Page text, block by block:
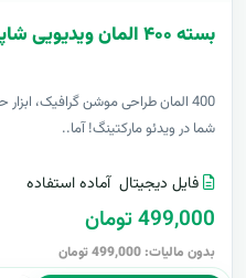
بسته ۴۰۰ المان ویدیویی شاپیکس موشن گرافیک
400 المان طراحی موشن گرافیک،
شما در ویدئو مارکتینگ! آما..
فایل دیجیتال آماده استفاده
499,000 تومان
بدون مالیات: 499,000 تومان